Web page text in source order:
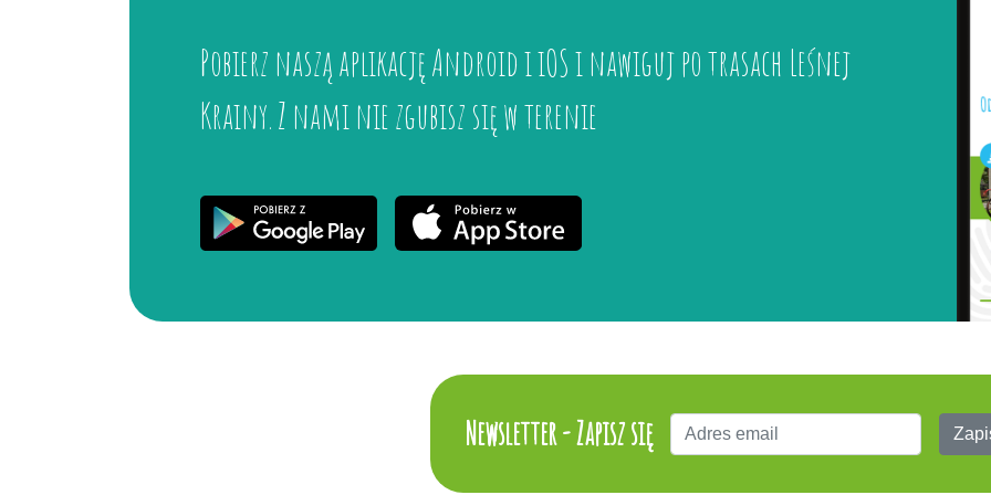
Pobierz naszą aplikację Android i iOS i nawiguj po trasach Leśnej
Krainy. Z nami nie zgubisz się w terenie
Newsletter - Zapisz się